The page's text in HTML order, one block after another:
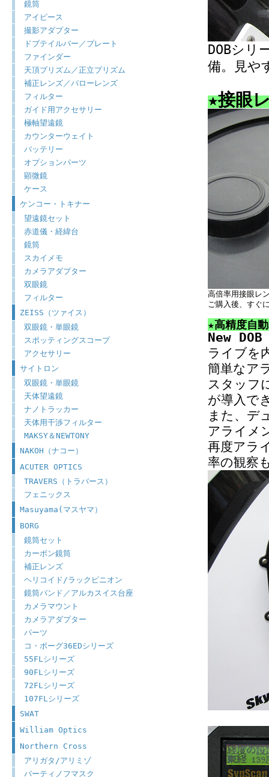
鏡筒
アイピース
撮影アダプター
ドブテイルバー／プレート
ファインダー
天頂プリズム／正立プリズム
補正レンズ／バローレンズ
フィルター
ガイド用アクセサリー
極軸望遠鏡
カウンターウェイト
バッテリー
オプションパーツ
顕微鏡
ケース
ケンコー・トキナー
望遠鏡セット
赤道儀・経緯台
鏡筒
スカイメモ
カメラアダプター
双眼鏡
フィルター
ZEISS（ツァイス）
双眼鏡・単眼鏡
スポッティングスコープ
アクセサリー
サイトロン
双眼鏡・単眼鏡
天体望遠鏡
ナノトラッカー
天体用干渉フィルター
MAKSY＆NEWTONY
NAKOH（ナコー）
ACUTER OPTICS
TRAVERS（トラバース）
フェニックス
Masuyama(マスヤマ）
BORG
鏡筒セット
カーボン鏡筒
補正レンズ
ヘリコイド/ラックピニオン
鏡筒バンド／アルカスイス台座
カメラマウント
カメラアダプター
パーツ
コ・ボーグ36EDシリーズ
55FLシリーズ
90FLシリーズ
72FLシリーズ
107FLシリーズ
SWAT
William Optics
Northern Cross
アリガタ/アリミゾ
バーティノフマスク
DOBシリ
備。見や
★接眼
高倍率用接眼レ
ご購入後、すぐ
★高精度自
New DOB
ライブを
簡単なア
スタッフ
が導入で
また、デ
アライメ
再度アラ
率の観察